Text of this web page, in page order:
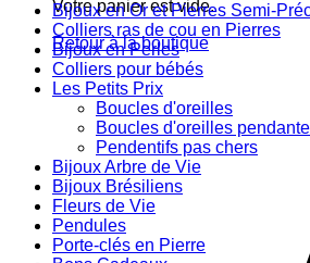
Votre panier est vide.
Retour à la boutique
Bijoux en Or et Pierres Semi-
Colliers ras de cou en Pierres
Bijoux en Perles
Colliers pour bébés
Les Petits Prix
Boucles d'oreilles
Boucles d'oreilles
Pendentifs pas chers
Bijoux Arbre de Vie
Bijoux Brésiliens
Fleurs de Vie
Pendules
Porte-clés en Pierre